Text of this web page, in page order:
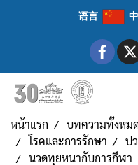
语言
หน้าแรก บทความทั้งหม
โรคและการรักษา
ป
นวดทุยหนากับการกีฬา